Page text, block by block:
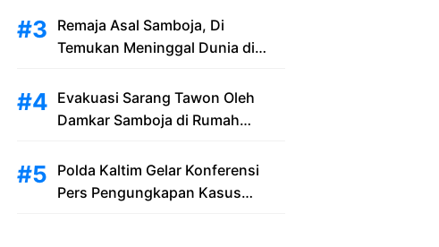
Solusi Saat Penumpang Bandara
dan Masyarakat Terjebak Banjir
Remaja Asal Samboja, Di
Temukan Meninggal Dunia di
Evakuasi Sarang Tawon Oleh
Damkar Samboja di Rumah
Polda Kaltim Gelar Konferensi
Pers Pengungkapan Kasus